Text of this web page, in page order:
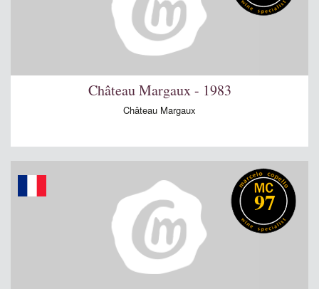
Château Margaux - 1983
Château Margaux
97